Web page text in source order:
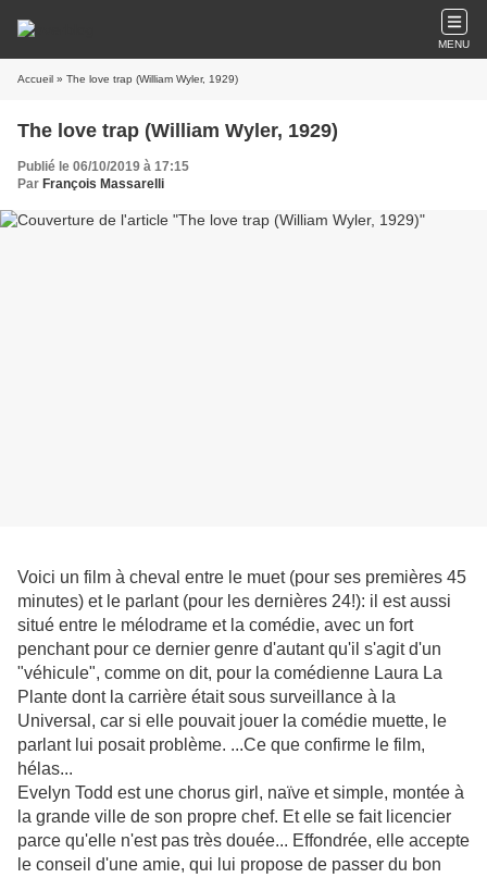
MENU
Accueil » The love trap (William Wyler, 1929)
The love trap (William Wyler, 1929)
Publié le 06/10/2019 à 17:15
Par François Massarelli
Voici un film à cheval entre le muet (pour ses premières 45
minutes) et le parlant (pour les dernières 24!): il est aussi
situé entre le mélodrame et la comédie, avec un fort
penchant pour ce dernier genre d'autant qu'il s'agit d'un
"véhicule", comme on dit, pour la comédienne Laura La
Plante dont la carrière était sous surveillance à la
Universal, car si elle pouvait jouer la comédie muette, le
parlant lui posait problème. ...Ce que confirme le film,
hélas...
Evelyn Todd est une chorus girl, naïve et simple, montée à
la grande ville de son propre chef. Et elle se fait licencier
parce qu'elle n'est pas très douée... Effondrée, elle accepte
le conseil d'une amie, qui lui propose de passer du bon